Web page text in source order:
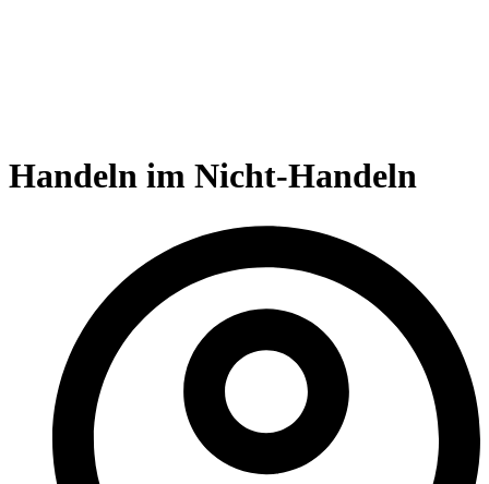
Handeln im Nicht-Handeln